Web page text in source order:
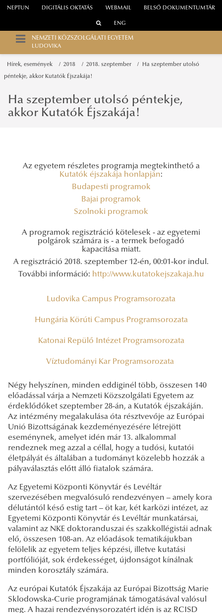
WEBMAIL
NEPTUN DIGITÁLIS OKTATÁS BELSŐ DOKUMENTUMTÁR
ENG
NEMZETI KÖZSZOLGÁLATI EGYETEM
LUDOVIKA
Hírek, események 2018 2018. szeptember Ha szeptember utolsó
péntekje, akkor Kutatók Éjszakája!
Ha szeptember utolsó péntekje,
akkor Kutatók Éjszakája!
Az egyetem részletes programja megtekinthető a
Kutatók éjszakája honlapján:
Budapesti programok
Bajai programok
Szolnoki programok
A programok regisztráció kötelesek - az egyetemi
polgárok számára is - a termek befogadó
kapacitása miatt.
A regisztráció 2018. szeptember 12-én, 00:01-kor indul.
További információ: http://www.kutatokejszakaja.hu
Ludovika Campus Programsorozata
Hungária Körúti Campus Programsorozata
Katonai Repülő Intézet Programsorozata
Víztudományi Kar Programsorozata
Négy helyszínen, minden eddiginél több, összesen 140
előadással várja a Nemzeti Közszolgálati Egyetem az
érdeklődőket szeptember 28-án, a Kutatók éjszakáján.
Az intézmény megalakulása óta résztvevője az Európai
Unió Bizottságának kezdeményezésére létrejött
eseménynek, amelyet idén már 13. alkalommal
rendeznek meg azzal a céllal, hogy a tudósi, kutatói
életpályát és általában a tudományt közelebb hozzák a
pályaválasztás előtt álló fiatalok számára.
Az Egyetemi Központi Könyvtár és Levéltár
szervezésében megvalósuló rendezvényen – amely kora
délutántól késő estig tart – öt kar, két karközi intézet, az
Egyetemi Központi Könyvtár és Levéltár munkatársai,
valamint az NKE doktoranduszai és szakkollégistái adnak
elő, összesen 108-an. Az előadások tematikájukban
felölelik az egyetem teljes képzési, illetve kutatási
portfólióját, sok érdekességet, újdonságot kínálnak
minden korosztály számára.
Az európai Kutatók Éjszakája az Európai Bizottság Marie
Sklodowska-Curie programjának támogatásával valósul
meg. A hazai rendezvénysorozatért idén is az RCISD